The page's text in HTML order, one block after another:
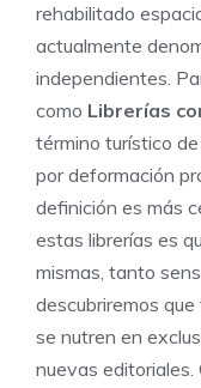
rehabilitado
actualmente
independientes.
como Librerías
término turístico
por deformación
definición es más
estas librerías es
mismas, tanto
descubriremos
se nutren en
nuevas